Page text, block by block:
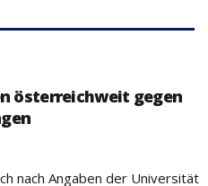
österreichweit gegen
nach Angaben der Universität